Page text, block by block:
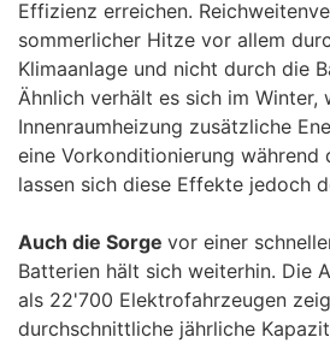
Effizienz erreichen.
sommerlicher Hitze vor allem
Klimaanlage und nicht durch die
Ähnlich verhält es sich im Winter,
Innenraumheizung zusätzliche
eine Vorkonditionierung während
lassen sich diese Effekte jedoch
Auch die Sorge vor einer
Batterien hält sich weiterhin. Die
als 22'700 Elektrofahrzeugen
durchschnittliche jährliche